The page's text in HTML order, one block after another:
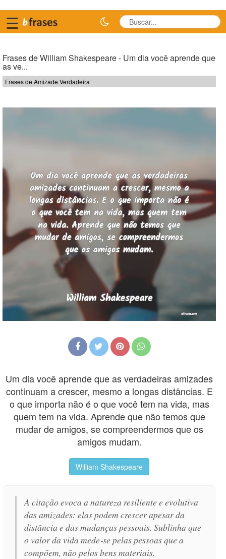
☰
Frases de William Shakespeare - Um dia você aprende que
as ve...
Frases de Amizade Verdadeira
Um dia você aprende que as verdadeiras amizades
continuam a crescer, mesmo a longas distâncias. E
o que importa não é o que você tem na vida, mas
quem tem na vida. Aprende que não temos que
mudar de amigos, se compreendermos que os
amigos mudam.
William Shakespeare
A citação evoca a natureza resiliente e evolutiva
das amizades: elas podem crescer apesar da
distância e das mudanças pessoais. Sublinha que
o valor da vida mede‑se pelas pessoas que a
compõem, não pelos bens materiais.